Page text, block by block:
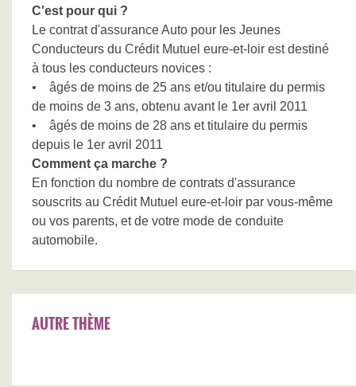
C'est pour qui ?
Le contrat d'assurance Auto pour les Jeunes
Conducteurs du Crédit Mutuel eure-et-loir est destiné
à tous les conducteurs novices :
• âgés de moins de 25 ans et/ou titulaire du permis
de moins de 3 ans, obtenu avant le 1er avril 2011
• âgés de moins de 28 ans et titulaire du permis
depuis le 1er avril 2011
Comment ça marche ?
En fonction du nombre de contrats d'assurance
souscrits au Crédit Mutuel eure-et-loir par vous-même
ou vos parents, et de votre mode de conduite
automobile.
AUTRE THÈME